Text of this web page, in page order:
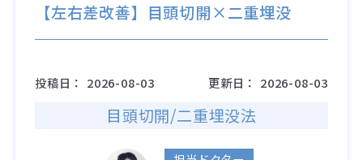
【左右差改善】目頭切開×二重埋没
投稿日： 2026-08-03 更新日： 2026-08-03
目頭切開/二重埋没法